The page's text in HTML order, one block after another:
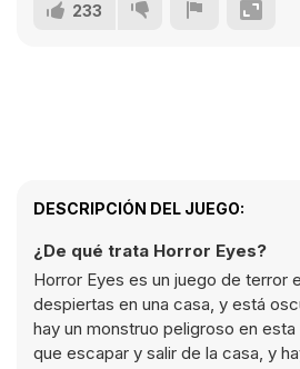
233
DESCRIPCIÓN DEL JUEGO:
¿De qué trata Horror Eyes?
Horror Eyes es un juego de terror
despiertas en una casa, y está
hay un monstruo peligroso en
que escapar y salir de la casa, y